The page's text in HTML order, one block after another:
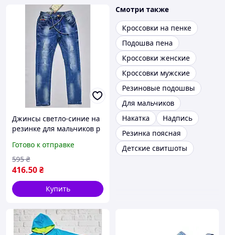
Джинсы светло-синие на
резинке для мальчиков р
Готово к отправке
416.50₴
595 ₴
Купить
Смотри также
Кроссовки на пенке
Подошва пена
Кроссовки женские
Кроссовки мужские
Резиновые подошвы
Для мальчиков
Накатка
Надпись
Резинка поясная
Детские свитшоты